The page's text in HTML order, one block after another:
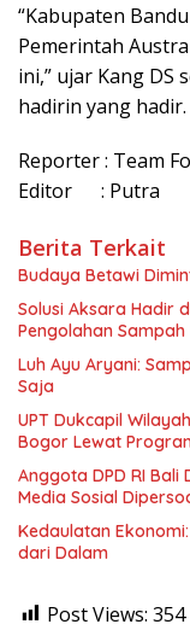
“Kabupaten
Pemerintah
ini,” ujar Kang DS
hadirin yang hadir.
Reporter : Team
Editor : Putra
Berita Terkait
Budaya Betawi
Solusi Aksara Hadir
Pengolahan Sampah
Luh Ayu Aryani:
Saja
UPT Dukcapil
Bogor Lewat
Anggota DPD RI Bali
Media Sosial
Kedaulatan
dari Dalam
Post Views: 354